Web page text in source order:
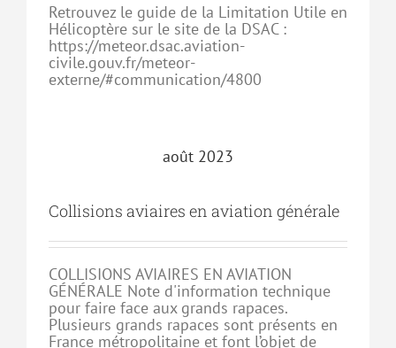
Retrouvez le guide de la Limitation Utile en
Hélicoptère sur le site de la DSAC :
https://meteor.dsac.aviation-
civile.gouv.fr/meteor-
externe/#communication/4800
août 2023
Collisions aviaires en aviation générale
COLLISIONS AVIAIRES EN AVIATION
GÉNÉRALE Note d'information technique
pour faire face aux grands rapaces.
Plusieurs grands rapaces sont présents en
France métropolitaine et font l’objet de